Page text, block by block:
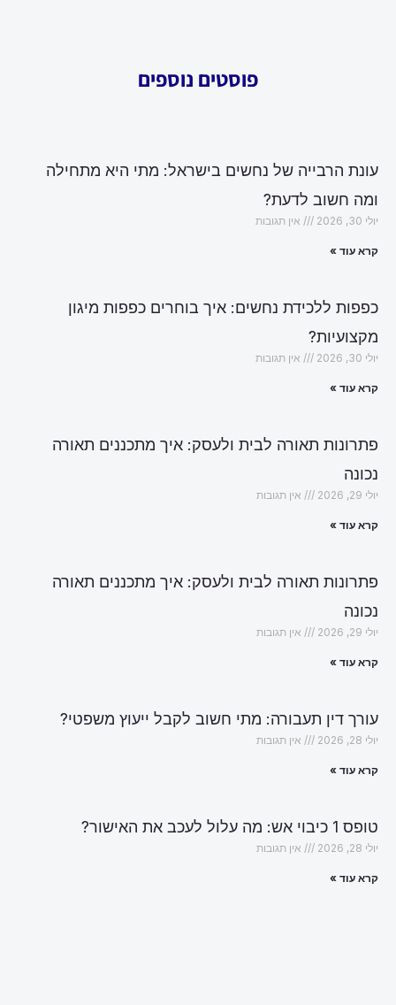
פוסטים נוספים
עונת הרבייה של נחשים בישראל: מתי היא מתחילה
ומה חשוב לדעת?
יולי 30, 2026 אין תגובות
קרא עוד »
כפפות ללכידת נחשים: איך בוחרים כפפות מיגון
מקצועיות?
יולי 30, 2026 אין תגובות
קרא עוד »
פתרונות תאורה לבית ולעסק: איך מתכננים תאורה
נכונה
יולי 29, 2026 אין תגובות
קרא עוד »
פתרונות תאורה לבית ולעסק: איך מתכננים תאורה
נכונה
יולי 29, 2026 אין תגובות
קרא עוד »
עורך דין תעבורה: מתי חשוב לקבל ייעוץ משפטי?
יולי 28, 2026 אין תגובות
קרא עוד »
טופס 1 כיבוי אש: מה עלול לעכב את האישור?
יולי 28, 2026 אין תגובות
קרא עוד »